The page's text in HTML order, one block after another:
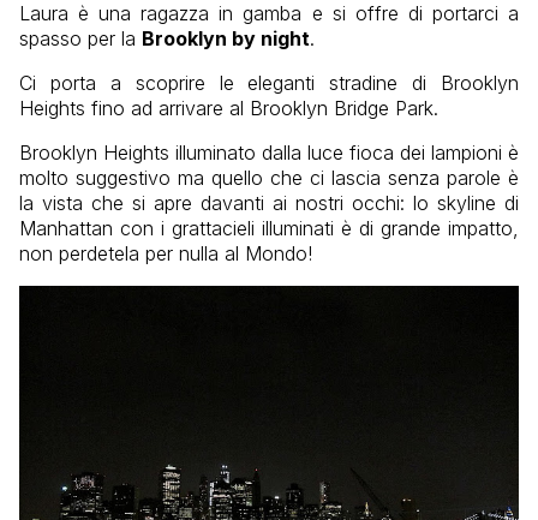
Laura è una ragazza in gamba e si offre di portarci a
spasso per la Brooklyn by night.
Ci porta a scoprire le eleganti stradine di Brooklyn
Heights fino ad arrivare al Brooklyn Bridge Park.
Brooklyn Heights illuminato dalla luce fioca dei lampioni è
molto suggestivo ma quello che ci lascia senza parole è
la vista che si apre davanti ai nostri occhi: lo skyline di
Manhattan con i grattacieli illuminati è di grande impatto,
non perdetela per nulla al Mondo!